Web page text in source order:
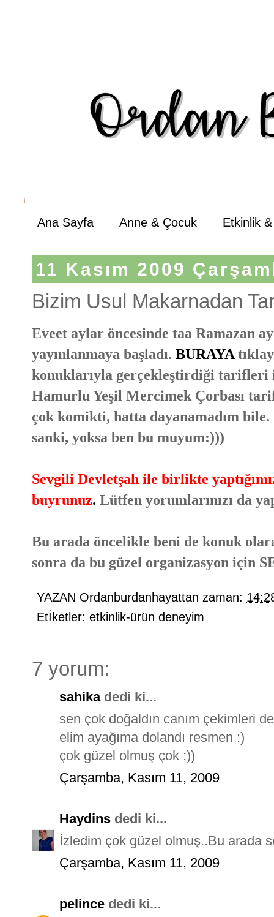
Ana Sayfa Anne & Çocuk Etkinlik
11 Kasım 2009
Bizim Usul Makarnadan
Eveet aylar öncesinde taa Ramazan
yayınlanmaya başladı. BURAYA
konuklarıyla gerçekleştirdiği tarifleri
Hamurlu Yeşil Mercimek Çorbası
çok komikti, hatta dayanamadım
sanki, yoksa ben bu muyum:)))
Sevgili Devletşah ile birlikte
buyrunuz. Lütfen yorumlarınızı da
Bu arada öncelikle beni de konuk
sonra da bu güzel organizasyon için
YAZAN Ordanburdanhayattan zaman:
Etİketler: etkinlik-ürün deneyim
7 yorum:
sahikadedi ki...
sen çok doğaldın canım çekimleri
elim ayağıma dolandı resmen :)
çok güzel olmuş çok :))
Çarşamba, Kasım 11, 2009
Haydins dedi ki...
İzledim çok güzel olmuş..Bu arada
Çarşamba, Kasım 11, 2009
pelince dedi ki...